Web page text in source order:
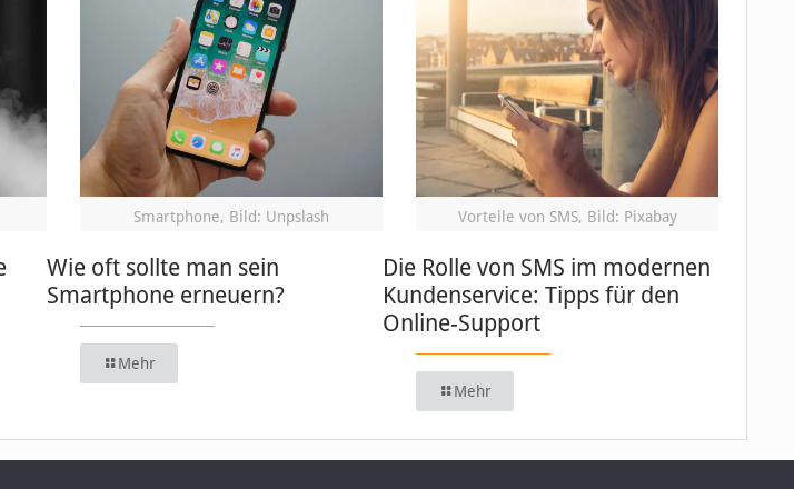
Smartphone, Bild: Unpslash
Wie oft sollte man sein
Smartphone erneuern?
Mehr
Vorteile von SMS, Bild: Pixabay
Die Rolle von SMS im modernen
Kundenservice: Tipps für den
Online-Support
Mehr